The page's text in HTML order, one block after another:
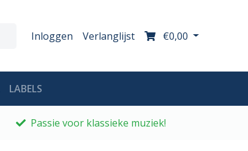
Inloggen Verlanglijst €0,00
LABELS
Passie voor klassieke muziek!